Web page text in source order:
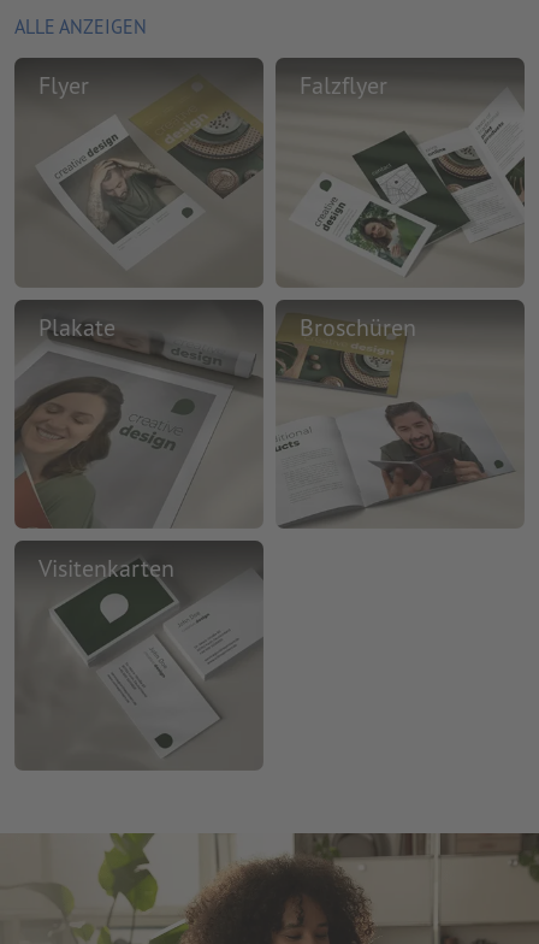
ALLE ANZEIGEN
Flyer Falzflyer
Plakate Broschüren
Visitenkarten